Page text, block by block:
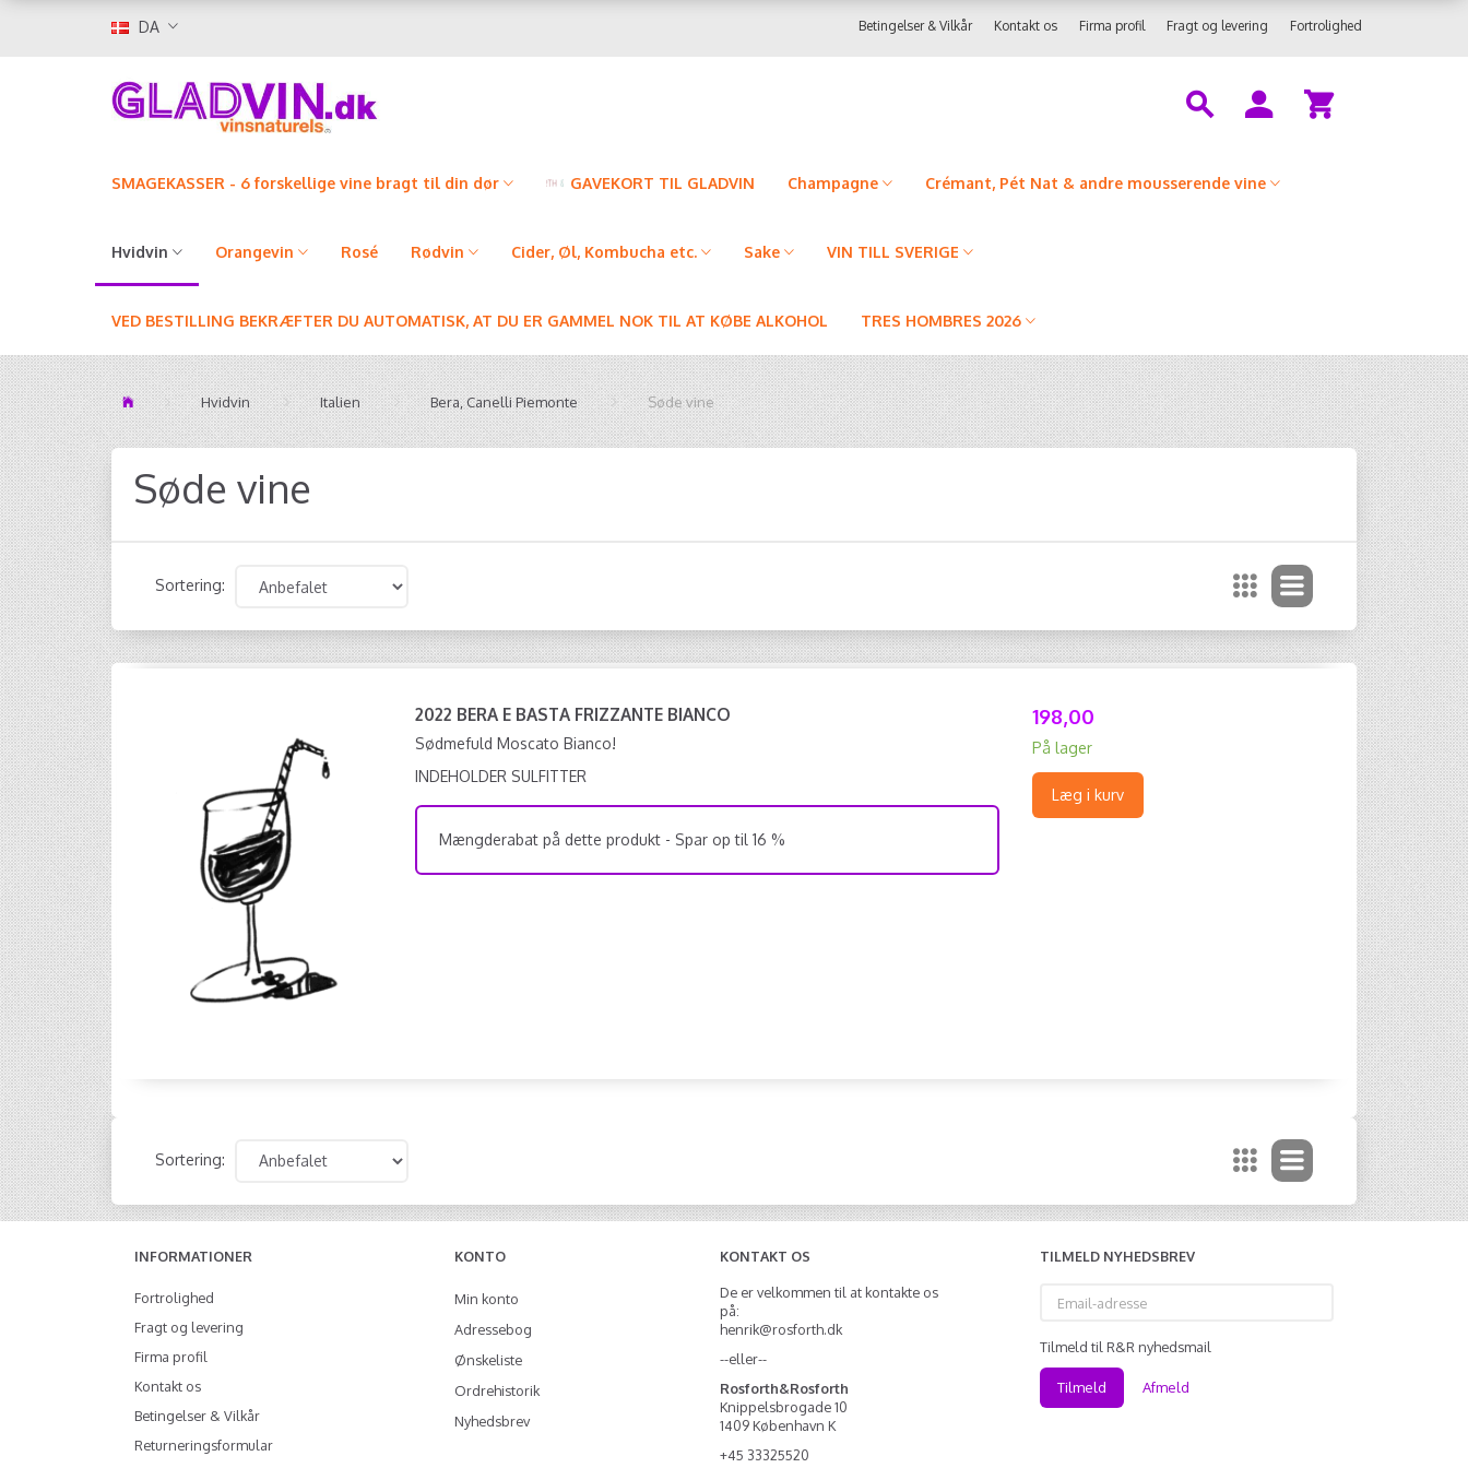
DA Fortrolighed
Fragt og levering
Firma profil
Kontakt os
Betingelser & Vilkår
SMAGEKASSER - 6 forskellige vine bragt til din dør GAVEKORT TIL GLADVIN Champagne Crémant, Pét Nat & andre mousserende vine
Hvidvin Orangevin Rosé Rødvin Cider, Øl, Kombucha etc. Sake VIN TILL SVERIGE
VED BESTILLING BEKRÆFTER DU AUTOMATISK, AT DU ER GAMMEL NOK TIL AT KØBE ALKOHOL TRES HOMBRES 2026
Hvidvin Italien Bera, Canelli Piemonte Søde vine
Søde vine
Sortering:
2022 BERA E BASTA FRIZZANTE BIANCO
Sødmefuld Moscato Bianco!
INDEHOLDER SULFITTER
Mængderabat på dette produkt - Spar op til 16 %
198,00
På lager
Læg i kurv
Sortering:
INFORMATIONER
Fortrolighed
Fragt og levering
Firma profil
Kontakt os
Betingelser & Vilkår
Returneringsformular
KONTO
Min konto
Adressebog
Ønskeliste
Ordrehistorik
Nyhedsbrev
KONTAKT OS
De er velkommen til at kontakte os
på:
henrik@rosforth.dk
--eller--
Rosforth&Rosforth
Knippelsbrogade 10
1409 København K
+45 33325520
TILMELD NYHEDSBREV
adresse
Tilmeld til R&R nyhedsmail
Tilmeld Afmeld